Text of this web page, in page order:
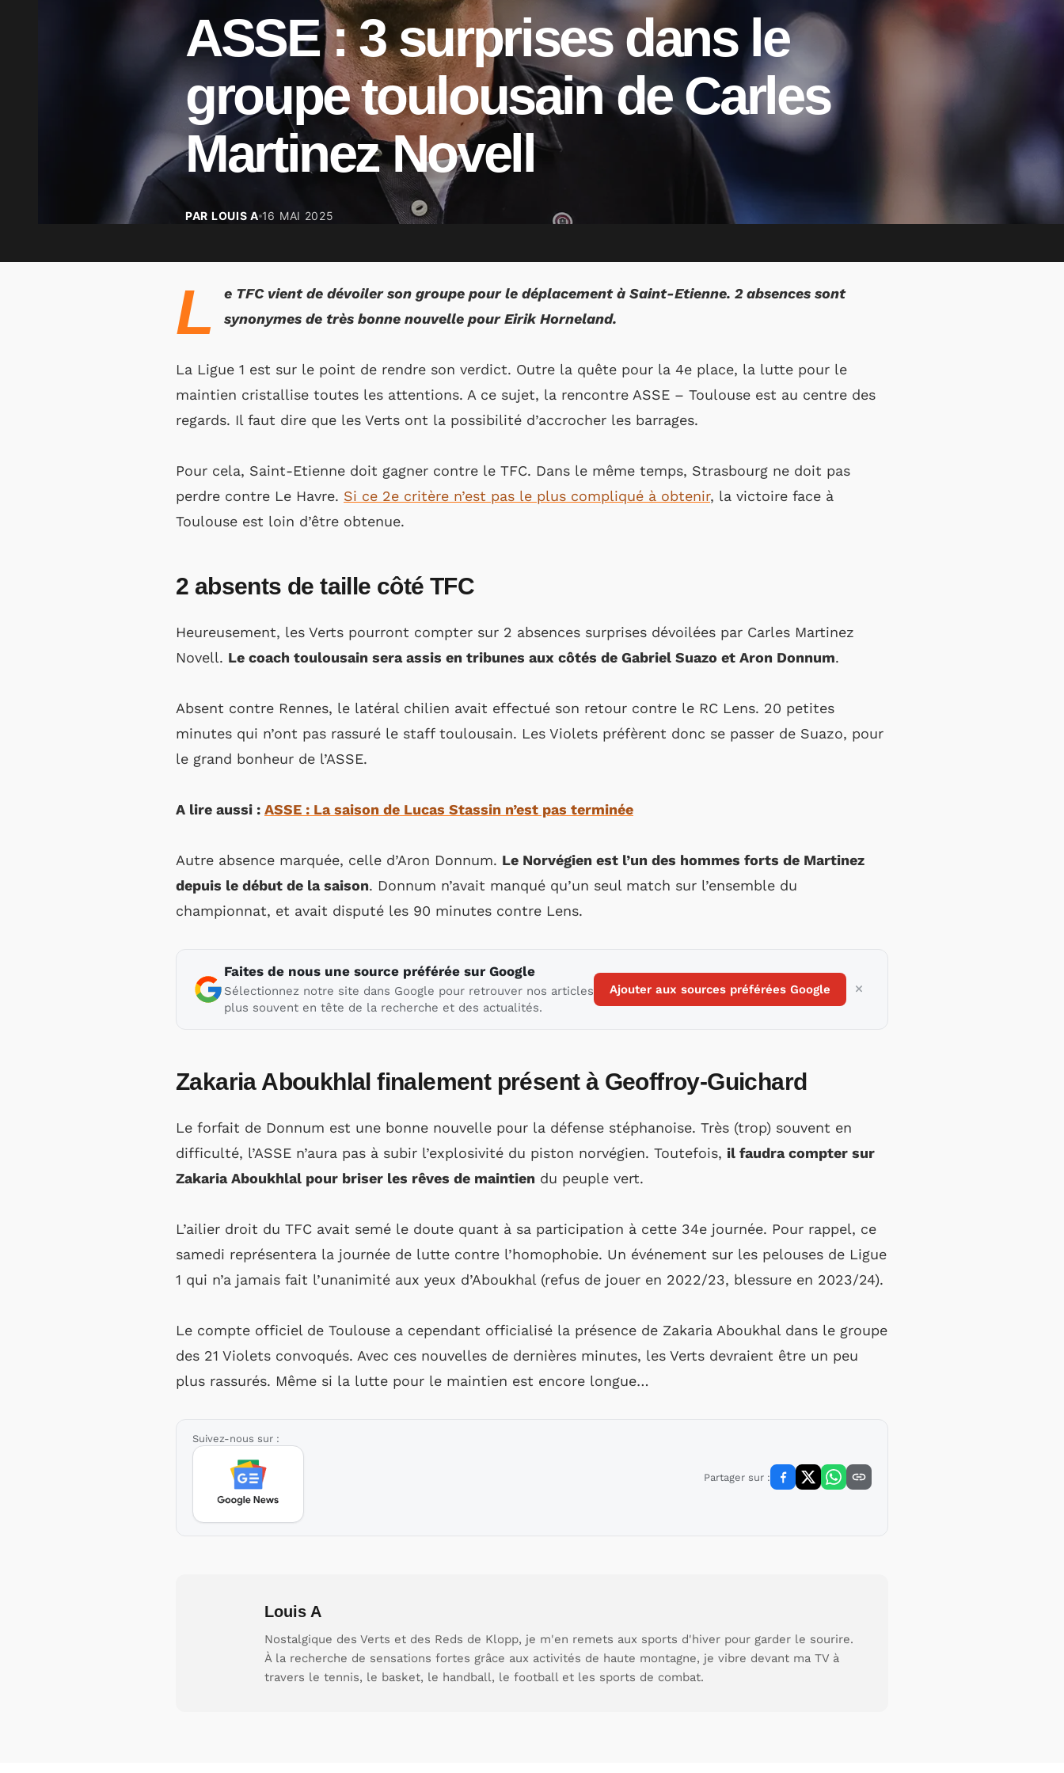
ASSE : 3 surprises dans le
groupe toulousain de Carles
Martinez Novell
PAR LOUIS A 16 MAI 2025
L
e TFC vient de dévoiler son groupe pour le déplacement à Saint-Etienne. 2 absences sont
synonymes de très bonne nouvelle pour Eirik Horneland.
La Ligue 1 est sur le point de rendre son verdict. Outre la quête pour la 4e place, la lutte pour le
maintien cristallise toutes les attentions. A ce sujet, la rencontre ASSE – Toulouse est au centre des
regards. Il faut dire que les Verts ont la possibilité d’accrocher les barrages.
Pour cela, Saint-Etienne doit gagner contre le TFC. Dans le même temps, Strasbourg ne doit pas
perdre contre Le Havre. Si ce 2e critère n’est pas le plus compliqué à obtenir, la victoire face à
Toulouse est loin d’être obtenue.
2 absents de taille côté TFC
Heureusement, les Verts pourront compter sur 2 absences surprises dévoilées par Carles Martinez
Novell. Le coach toulousain sera assis en tribunes aux côtés de Gabriel Suazo et Aron Donnum.
Absent contre Rennes, le latéral chilien avait effectué son retour contre le RC Lens. 20 petites
minutes qui n’ont pas rassuré le staff toulousain. Les Violets préfèrent donc se passer de Suazo, pour
le grand bonheur de l’ASSE.
A lire aussi : ASSE : La saison de Lucas Stassin n’est pas terminée
Autre absence marquée, celle d’Aron Donnum. Le Norvégien est l’un des hommes forts de Martinez
depuis le début de la saison. Donnum n’avait manqué qu’un seul match sur l’ensemble du
championnat, et avait disputé les 90 minutes contre Lens.
Faites de nous une source préférée sur Google
Sélectionnez notre site dans Google pour retrouver nos articles
plus souvent en tête de la recherche et des actualités.
Ajouter aux sources préférées Google
Zakaria Aboukhlal finalement présent à Geoffroy-Guichard
Le forfait de Donnum est une bonne nouvelle pour la défense stéphanoise. Très (trop) souvent en
difficulté, l’ASSE n’aura pas à subir l’explosivité du piston norvégien. Toutefois, il faudra compter sur
Zakaria Aboukhlal pour briser les rêves de maintien du peuple vert.
L’ailier droit du TFC avait semé le doute quant à sa participation à cette 34e journée. Pour rappel, ce
samedi représentera la journée de lutte contre l’homophobie. Un événement sur les pelouses de Ligue
1 qui n’a jamais fait l’unanimité aux yeux d’Aboukhal (refus de jouer en 2022/23, blessure en 2023/24).
Le compte officiel de Toulouse a cependant officialisé la présence de Zakaria Aboukhal dans le groupe
des 21 Violets convoqués. Avec ces nouvelles de dernières minutes, les Verts devraient être un peu
plus rassurés. Même si la lutte pour le maintien est encore longue…
Suivez-nous sur :
Partager sur :
Louis A
Nostalgique des Verts et des Reds de Klopp, je m'en remets aux sports d'hiver pour garder le sourire.
À la recherche de sensations fortes grâce aux activités de haute montagne, je vibre devant ma TV à
travers le tennis, le basket, le handball, le football et les sports de combat.